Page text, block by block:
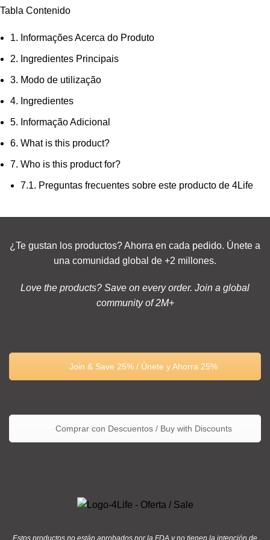
Tabla Contenido
1. Informações Acerca do Produto
2. Ingredientes Principais
3. Modo de utilização
4. Ingredientes
5. Informação Adicional
6. What is this product?
7. Who is this product for?
7.1. Preguntas frecuentes sobre este producto de 4Life
¿Te gustan los productos? Ahorra en cada pedido. Únete a
una comunidad global de +2 millones.
Love the products? Save on every order. Join a global
community of 2M+
Join & Save 25% / Únete y Ahorra 25%
Comprar con Descuentos / Buy with Discounts